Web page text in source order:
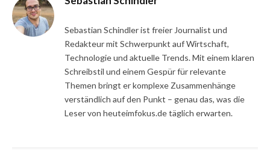
Sebastian Schindler ist freier Journalist und
Redakteur mit Schwerpunkt auf Wirtschaft,
Technologie und aktuelle Trends. Mit einem klaren
Schreibstil und einem Gespür für relevante
Themen bringt er komplexe Zusammenhänge
verständlich auf den Punkt – genau das, was die
Leser von heuteimfokus.de täglich erwarten.